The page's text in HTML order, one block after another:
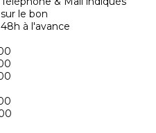
sur le bon
48h à l'avance